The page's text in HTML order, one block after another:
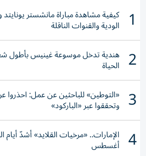
1 كيفية مشاهدة مباراة مانشستر
الودية والقنوات الناقلة
2 هندية تدخل موسوعة غينيس بأطول
الحياة
3 «التوطين» للباحثين عن عمل: احذروا
وتحققوا عبر «الباركود»
4 أغسطس